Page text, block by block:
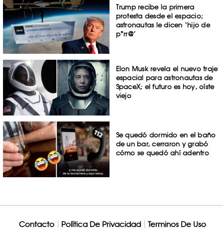
Trump recibe la primera
protesta desde el espacio;
astronautas le dicen ‘hijo de
p*rr@’
Elon Musk revela el nuevo traje
espacial para astronautas de
SpaceX; el futuro es hoy, oíste
viejo
Se quedó dormido en el baño
de un bar, cerraron y grabó
cómo se quedó ahí adentro
Contacto Política De Privacidad Terminos De Uso